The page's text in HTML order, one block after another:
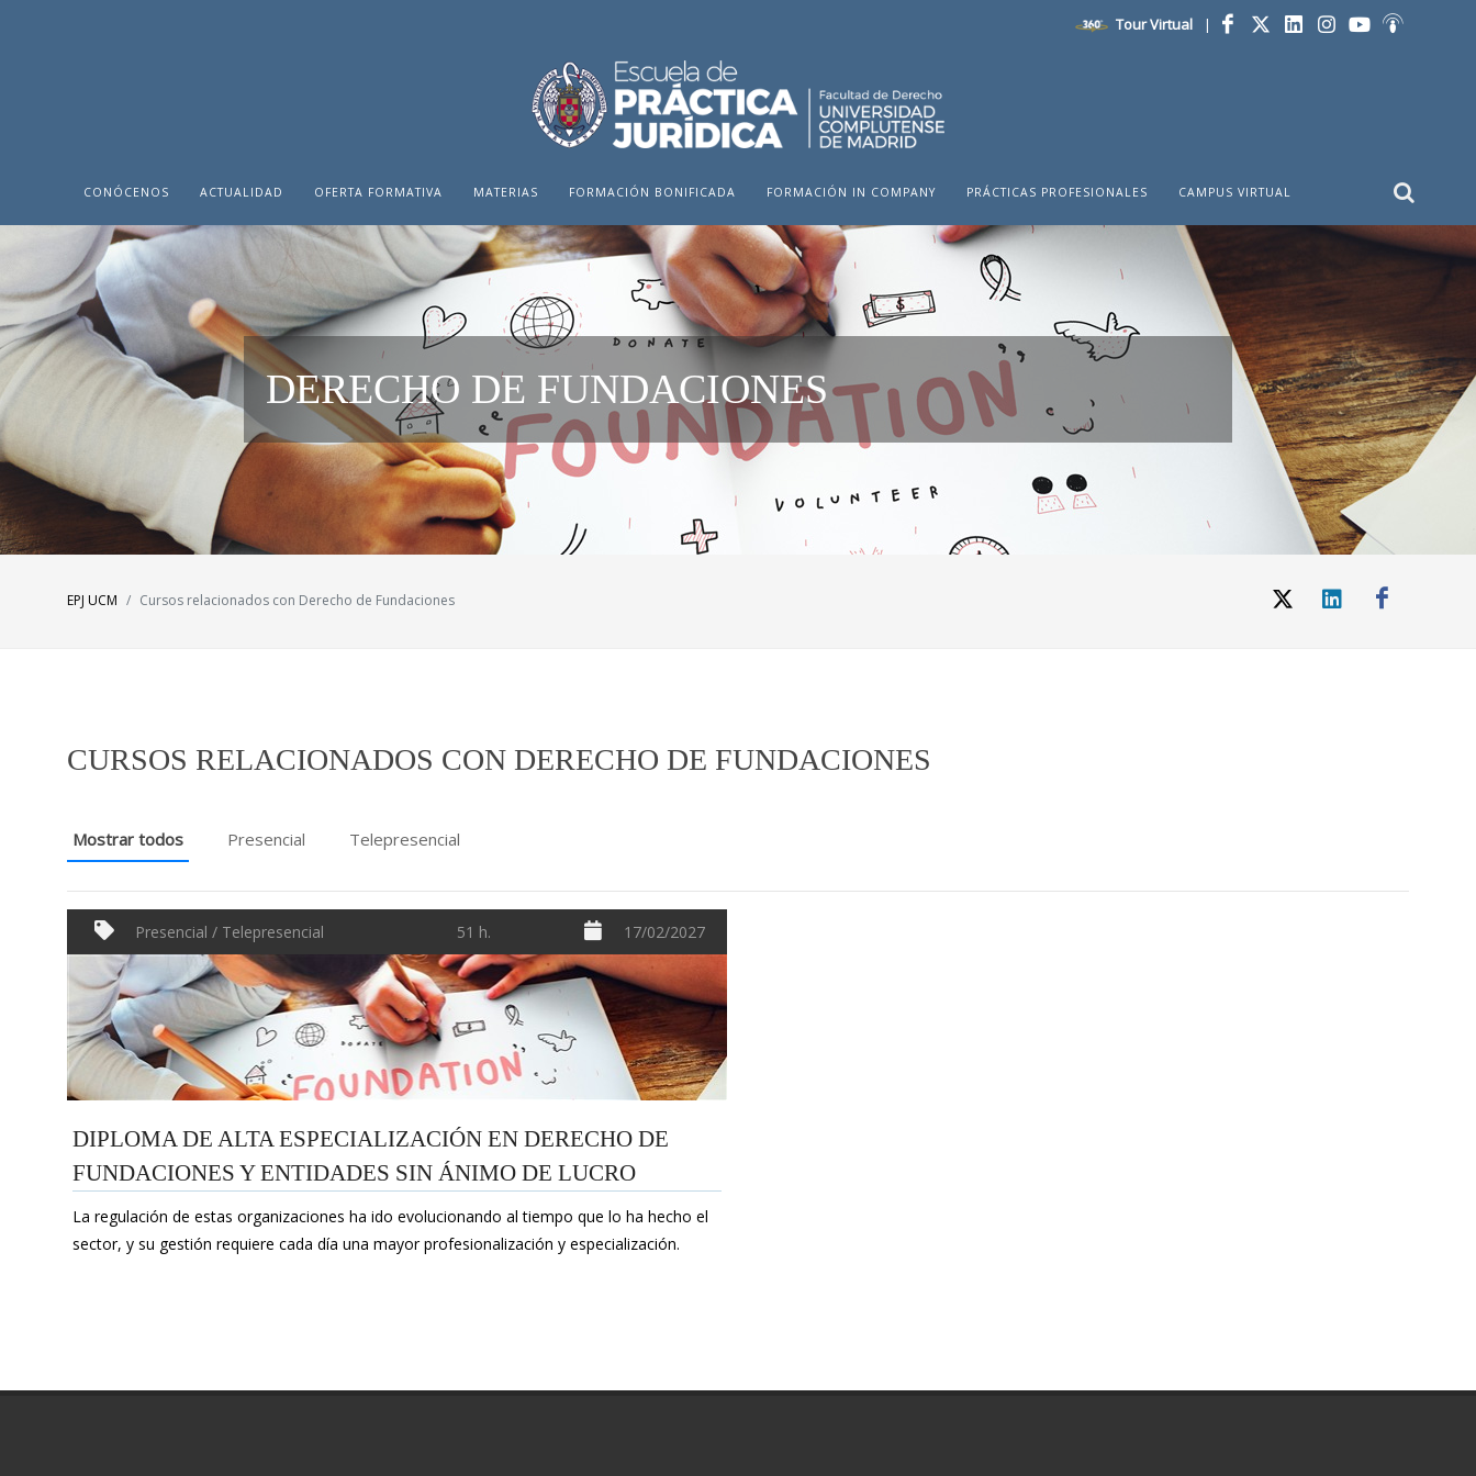
Tour Virtual |
CONÓCENOS ACTUALIDAD OFERTA FORMATIVA MATERIAS FORMACIÓN BONIFICADA FORMACIÓN IN COMPANY PRÁCTICAS PROFESIONALES CAMPUS VIRTUAL
DERECHO DE FUNDACIONES
EPJ UCM Cursos relacionados con Derecho de Fundaciones
CURSOS RELACIONADOS CON DERECHO DE FUNDACIONES
Mostrar todos Presencial Telepresencial
Presencial / Telepresencial 51 h. 17/02/2027
DIPLOMA DE ALTA ESPECIALIZACIÓN EN DERECHO DE
FUNDACIONES Y ENTIDADES SIN ÁNIMO DE LUCRO
La regulación de estas organizaciones ha ido evolucionando al tiempo que lo ha hecho el
sector, y su gestión requiere cada día una mayor profesionalización y especialización.